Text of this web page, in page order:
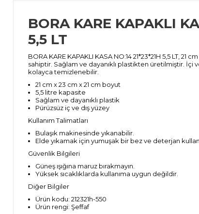
BORA KARE KAPAKLI
5,5 LT
BORA KARE KAPAKLI KASA NO:14 21*23*21H 5,5 LT,
sahiptir. Sağlam ve dayanıklı plastikten üretilmiştir. İçi
kolayca temizlenebilir.
21 cm x 23 cm x 21 cm boyut
5,5 litre kapasite
Sağlam ve dayanıklı plastik
Pürüzsüz iç ve dış yüzey
Kullanım Talimatları
Bulaşık makinesinde yıkanabilir.
Elde yıkamak için yumuşak bir bez ve deterjan
Güvenlik Bilgileri
Güneş ışığına maruz bırakmayın.
Yüksek sıcaklıklarda kullanıma uygun değildir.
Diğer Bilgiler
Ürün kodu: 212321h-550
Ürün rengi: Şeffaf